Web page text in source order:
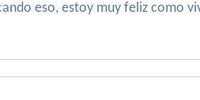
eso, estoy muy feliz como